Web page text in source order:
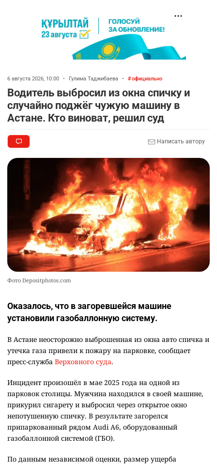
6 августа 2026, 10:00 • Гулима Таджибаева • официально
Водитель выбросил из окна спичку и
случайно поджёг чужую машину в
Астане. Кто виноват, решил суд
Написать автору
Фото Depositphotos.com
Оказалось, что в загоревшейся машине
установили газобаллонную систему.
В Астане неосторожно выброшенная из окна авто спичка и
утечка газа привели к пожару на парковке, сообщает
пресс-служба Верховного суда.
Инцидент произошёл в мае 2025 года на одной из
парковок столицы. Мужчина находился в своей машине,
прикурил сигарету и выбросил через открытое окно
непотушенную спичку. В результате загорелся
припаркованный рядом Audi A6, оборудованный
газобаллонной системой (ГБО).
По данным независимой оценки, размер ущерба